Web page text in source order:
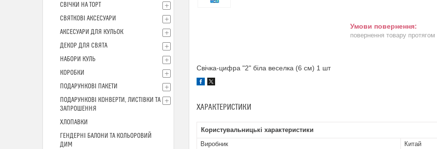
повернення товару
Свічка-цифра "2" біла веселка (6 см) 1 шт
ХАРАКТЕРИСТИКИ
Користувальницькі характеристики
Виробник
Китай
СВІЧКИ НА ТОРТ
СВЯТКОВІ АКСЕСУАРИ
АКСЕСУАРИ ДЛЯ КУЛЬОК
ДЕКОР ДЛЯ СВЯТА
НАБОРИ КУЛЬ
КОРОБКИ
ПОДАРУНКОВІ ПАКЕТИ
ПОДАРУНКОВІ КОНВЕРТИ, ЛИСТІВКИ ТА
ЗАПРОШЕННЯ
ХЛОПАВКИ
ГЕНДЕРНІ БАЛОНИ ТА КОЛЬОРОВИЙ
ДИМ